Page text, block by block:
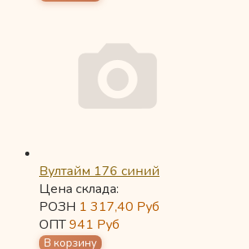
Вултайм 176 синий
Цена склада:
РОЗН 1 317,40 Руб
ОПТ941 Руб